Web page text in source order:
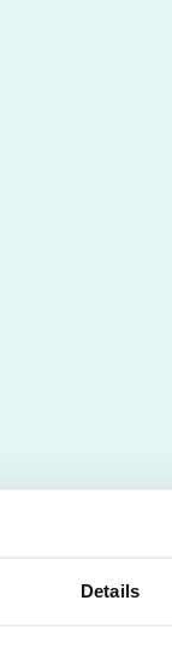
Details